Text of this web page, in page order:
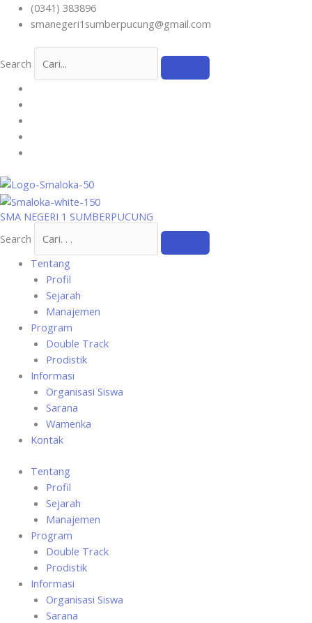
(0341) 383896
smanegeri1sumberpucung@gmail.com
Search
SMA NEGERI 1 SUMBERPUCUNG
Search
Tentang
Profil
Sejarah
Manajemen
Program
Double Track
Prodistik
Informasi
Organisasi Siswa
Sarana
Wamenka
Kontak
Tentang
Profil
Sejarah
Manajemen
Program
Double Track
Prodistik
Informasi
Organisasi Siswa
Sarana